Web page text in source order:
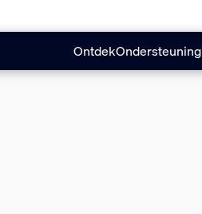
OntdekOndersteuning